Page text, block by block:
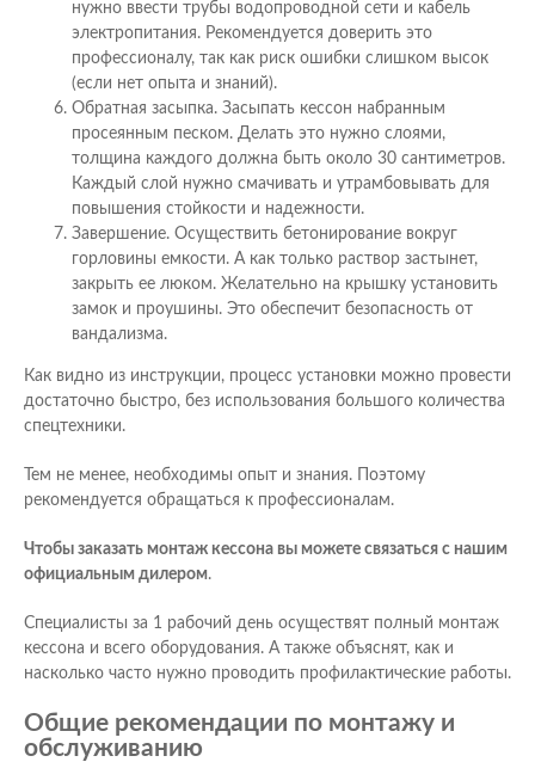
нужно ввести трубы водопроводной сети и кабель
электропитания. Рекомендуется доверить это
профессионалу, так как риск ошибки слишком высок
(если нет опыта и знаний).
Обратная засыпка. Засыпать кессон набранным
просеянным песком. Делать это нужно слоями,
толщина каждого должна быть около 30 сантиметров.
Каждый слой нужно смачивать и утрамбовывать для
повышения стойкости и надежности.
Завершение. Осуществить бетонирование вокруг
горловины емкости. А как только раствор застынет,
закрыть ее люком. Желательно на крышку установить
замок и проушины. Это обеспечит безопасность от
вандализма.
Как видно из инструкции, процесс установки можно провести
достаточно быстро, без использования большого количества
спецтехники.
Тем не менее, необходимы опыт и знания. Поэтому
рекомендуется обращаться к профессионалам.
Чтобы заказать монтаж кессона вы можете связаться с нашим
официальным дилером.
Специалисты за 1 рабочий день осуществят полный монтаж
кессона и всего оборудования. А также объяснят, как и
насколько часто нужно проводить профилактические работы.
Общие рекомендации по монтажу и
обслуживанию